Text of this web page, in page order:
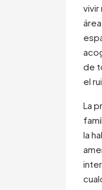
vivir
de
el
La
la